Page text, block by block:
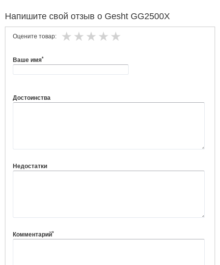
Напишите свой отзыв о Gesht GG2500X
Оцените товар:
Ваше имя*
Достоинства
Недостатки
Комментарий*